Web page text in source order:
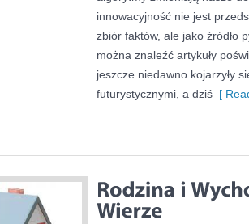
innowacyjność nie jest
zbiór faktów, ale jako źródło
można znaleźć artykuły
jeszcze niedawno kojarzyły
futurystycznymi, a dziś [